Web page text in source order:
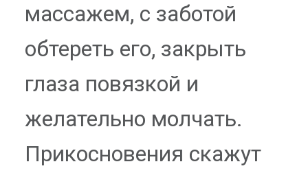
массажем, с заботой
обтереть его, закрыть
глаза повязкой и
желательно молчать.
Прикосновения скажут